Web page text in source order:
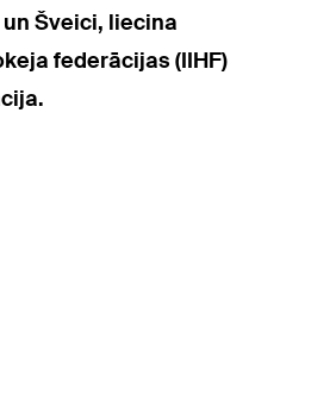
Šveici, liecina
federācijas (IIHF)